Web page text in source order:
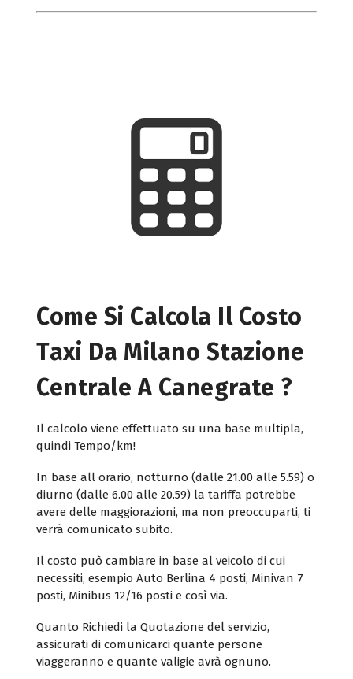
Come Si Calcola Il Costo
Taxi Da Milano Stazione
Centrale A Canegrate ?
Il calcolo viene effettuato su una base multipla,
quindi Tempo/km!
In base all orario, notturno (dalle 21.00 alle 5.59) o
diurno (dalle 6.00 alle 20.59) la tariffa potrebbe
avere delle maggiorazioni, ma non preoccuparti, ti
verrà comunicato subito.
Il costo può cambiare in base al veicolo di cui
necessiti, esempio Auto Berlina 4 posti, Minivan 7
posti, Minibus 12/16 posti e così via.
Quanto Richiedi la Quotazione del servizio,
assicurati di comunicarci quante persone
viaggeranno e quante valigie avrà ognuno.